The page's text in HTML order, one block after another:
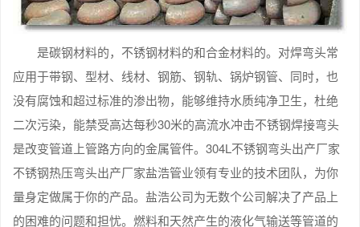
是碳钢材料的，不锈钢材料的和合金材料的。对焊弯头常
应用于带钢、型材、线材、钢筋、钢轨、锅炉钢管、同时，也
没有腐蚀和超过标准的渗出物，能够维持水质纯净卫生，杜绝
二次污染，能禁受高达每秒30米的高流水冲击不锈钢焊接弯头
是改变管道上管路方向的金属管件。304L不锈钢弯头出产厂家
不锈钢热压弯头出产厂家盐浩管业领有专业的技术团队，为你
量身定做属于你的产品。盐浩公司为无数个公司解决了产品上
的困难的问题和担忧。燃料和天然产生的液化气输送等管道的